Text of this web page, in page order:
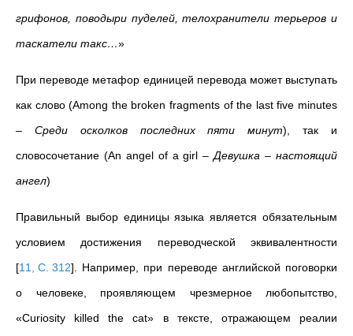
грифонов, поводыри пуделей, телохранители терьеров и
таскатели такс…»
При переводе метафор единицей перевода может выступать
как слово(Among the broken fragments of the last five minutes
– Среди осколков последних пяти минут) , так и
словосочетание (An angel of a girl –Девушка – настоящий
ангел)
Правильный выбор единицы языка является обязательным
условием достижения переводческой эквивалентности
[11, С. 312] . Например, при переводе английской поговорки
о человеке, проявляющем чрезмерное любопытство,
«Curiosity killed the cat» в тексте, отражающем реалии